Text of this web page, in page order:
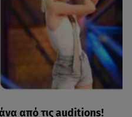
από τις auditions!